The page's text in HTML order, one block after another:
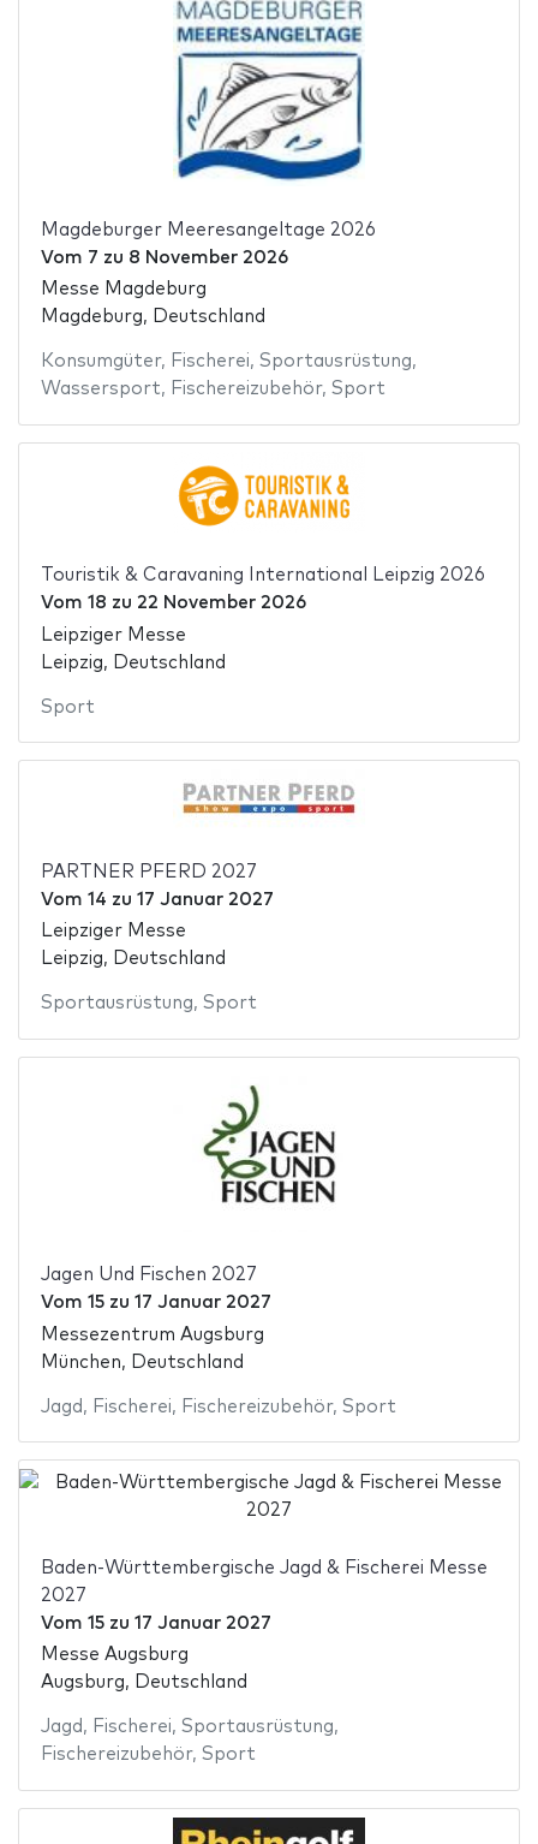
Magdeburger Meeresangeltage 2026
Vom 7 zu 8 November 2026
Messe Magdeburg
Magdeburg, Deutschland
Konsumgüter, Fischerei, Sportausrüstung,
Wassersport, Fischereizubehör, Sport
Touristik & Caravaning International Leipzig 2026
Vom 18 zu 22 November 2026
Leipziger Messe
Leipzig, Deutschland
Sport
PARTNER PFERD 2027
Vom 14 zu 17 Januar 2027
Leipziger Messe
Leipzig, Deutschland
Sportausrüstung, Sport
Jagen Und Fischen 2027
Vom 15zu 17 Januar 2027
Messezentrum Augsburg
München, Deutschland
Jagd , Fischerei, Fischereizubehör, Sport
Baden-Württembergische Jagd & Fischerei Messe
2027
Vom 15zu 17 Januar 2027
Messe Augsburg
Augsburg, Deutschland
Jagd , Fischerei, Sportausrüstung,
Fischereizubehör, Sport